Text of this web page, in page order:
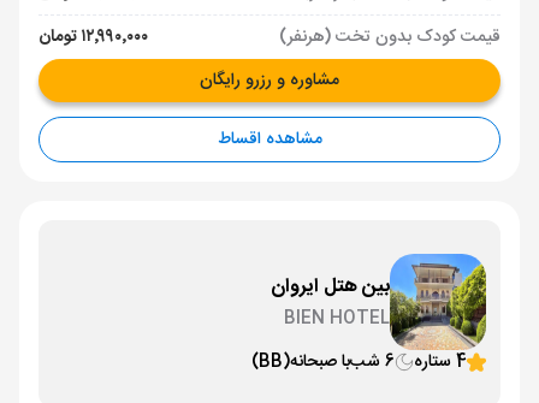
قیمت کودک بدون تخت (هرنفر)
۱۲٬۹۹۰٬۰۰۰ تومان
مشاوره و رزرو رایگان
مشاهده اقساط
بین هتل ایروان
BIEN HOTEL
4 ستاره
6 شب با صبحانه(BB)